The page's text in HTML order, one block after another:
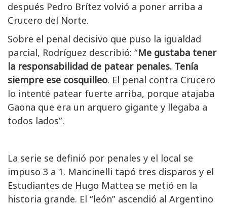
después Pedro Brítez volvió a poner arriba a
Crucero del Norte.
Sobre el penal decisivo que puso la igualdad
parcial, Rodríguez describió: “Me gustaba tener
la responsabilidad de patear penales. Tenía
siempre ese cosquilleo. El penal contra Crucero
lo intenté patear fuerte arriba, porque atajaba
Gaona que era un arquero gigante y llegaba a
todos lados”.
La serie se definió por penales y el local se
impuso 3 a 1. Mancinelli tapó tres disparos y el
Estudiantes de Hugo Mattea se metió en la
historia grande. El “león” ascendió al Argentino